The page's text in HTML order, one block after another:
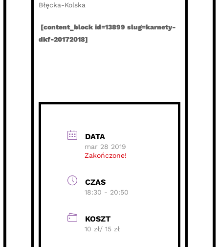
Błęcka-Kolska
[content_block id=13899 slug=karnety-
dkf-20172018]
DATA
mar 28 2019
Zakończone!
CZAS
18:30 - 20:50
KOSZT
10 zł/ 15 zł